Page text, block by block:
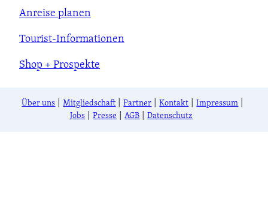
Anreise planen
Tourist-Informationen
Shop + Prospekte
Über uns Mitgliedschaft Partner Kontakt
Impressum
Jobs
Presse AGB Datenschutz